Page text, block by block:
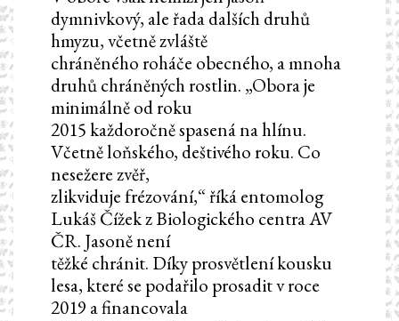
dymnivkový, ale řada dalších druhů
hmyzu, včetně zvláště
chráněného roháče obecného, a mnoha
druhů chráněných rostlin. „Obora je
minimálně od roku
2015 každoročně spasená na hlínu.
Včetně loňského, deštivého roku. Co
nesežere zvěř,
zlikviduje frézování,“ říká entomolog
Lukáš Čížek z Biologického centra AV
ČR. Jasoně není
těžké chránit. Díky prosvětlení kousku
lesa, které se podařilo prosadit v roce
2019 a financovala